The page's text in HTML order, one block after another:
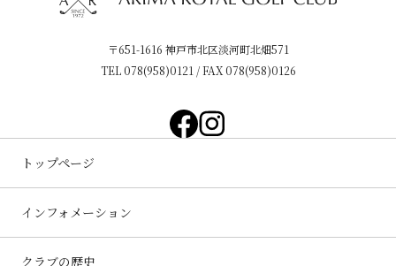
〒651-1616 神戸市北区淡河町北畑571
TEL 078(958)0121 / FAX 078(958)0126
トップページ
インフォメーション
クラブの歴史